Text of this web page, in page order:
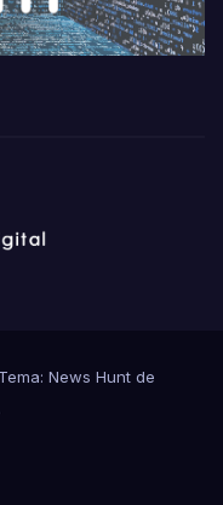
Tema: News Hunt de